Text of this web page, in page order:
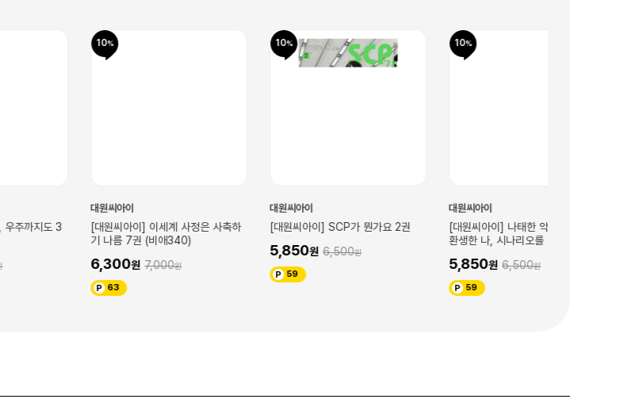
[대원씨아이] 이세계 사정은 사축하
기 나름 7권 (비애340)
7,000
[대원씨아이] SCP가 뭔가요 2권
6,500
10
[대원씨아이] 나태한 악욕귀족으로
환생한 나, 시나리오를 쳐부쉈더니~
6,500